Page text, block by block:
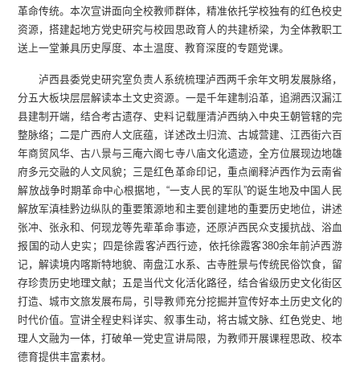
革命传统。本次宣讲面向全校教师群体，精准依托学校独有的红色校史
资源，搭建起地方党史研究与校园思政育人的共建桥梁，为全体教职工
送上一堂兼具历史厚度、本土温度、教育深度的专题党课。
泸西县委党史研究室负责人系统梳理泸西两千余年文明发展脉络，
分五大板块层层解读本土文史资源。一是千年建制沿革，追溯西汉漏江
县建制开端，结合考古遗存、史料记载厘清泸西纳入中央王朝管辖的完
整脉络；二是广西府人文底蕴，详述改土归流、古城营建、江西街六百
年商贸风华、古八景与三庵六阁七寺八庙文化遗迹，全方位展现边地雄
府多元交融的人文风貌；三是红色革命印记，重点阐释泸西作为云南省
解放战争时期革命中心根据地，“一支人民的军队”的诞生地及中国人民
解放军滇桂黔边纵队的重要策源地和主要创建地的重要历史地位，讲述
张冲、张永和、何现龙等先辈革命事迹，还原泸西民众支援抗战、浴血
报国的动人史实；四是徐霞客泸西行迹，依托徐霞客380余年前泸西游
记，解读境内喀斯特地貌、南盘江水系、古寺胜景与传统民俗饮食，留
存珍贵历史地理文献；五是当代文化活化路径，结合省级历史文化街区
打造、城市文旅发展布局，引导教师充分挖掘并宣传好本土历史文化的
时代价值。宣讲全程史料详实、叙事生动，将古城文脉、红色党史、地
理人文融为一体，打破单一党史宣讲局限，为教师开展课程思政、校本
德育提供丰富素材。